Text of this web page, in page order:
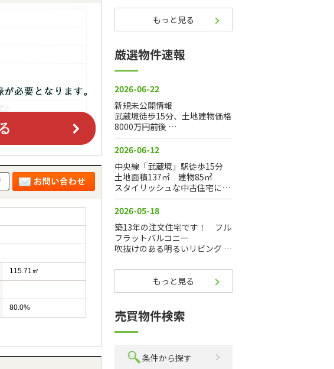
115.71㎡
80.0%
もっと見る
厳選物件速報
もっと見る
売買物件検索
条件から探す